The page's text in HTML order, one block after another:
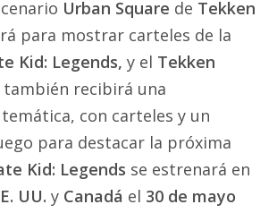
Urban Square de Tekken
para mostrar carteles de la
Kid: Legends, y el Tekken
también recibirá una
con carteles y un
para destacar la próxima
Kid: Legends se estrenará en
UU.y Canadá el 30 de mayo